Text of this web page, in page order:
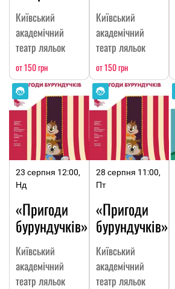
Київський
академічний
театр ляльок
от 150 грн
Київський
академічний
театр ляльок
от 150 грн
23 серпня 12:00,
Нд
«Пригоди
бурундучків»
Київський
академічний
театр ляльок
28 серпня 11:00,
Пт
«Пригоди
бурундучків»
Київський
академічний
театр ляльок